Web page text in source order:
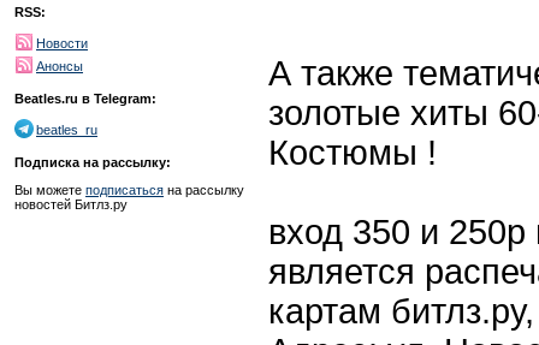
RSS:
Новости
Анонсы
Beatles.ru в Telegram:
beatles_ru
Подписка на рассылку:
Вы можете подписаться на рассылку
новостей Битлз.ру
А также
золотые хиты
Костюмы !
вход 350 и
является
картам